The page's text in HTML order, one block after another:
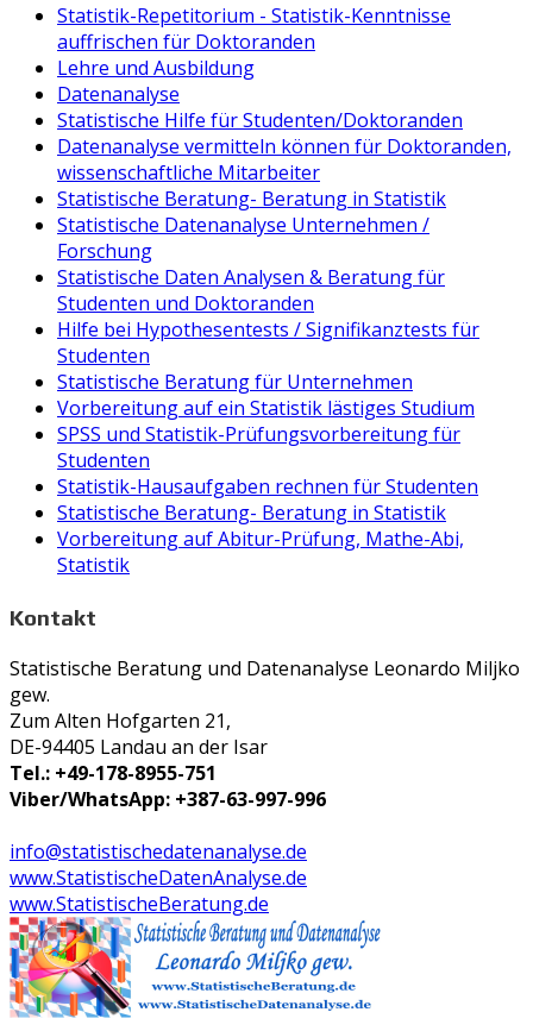
Statistik-Repetitorium - Statistik-Kenntnisse
auffrischen für Doktoranden
Lehre und Ausbildung
Datenanalyse
Statistische Hilfe für Studenten/Doktoranden
Datenanalyse vermitteln können für Doktoranden,
wissenschaftliche Mitarbeiter
Statistische Beratung- Beratung in Statistik
Statistische Datenanalyse Unternehmen /
Forschung
Statistische Daten Analysen & Beratung für
Studenten und Doktoranden
Hilfe bei Hypothesentests / Signifikanztests für
Studenten
Statistische Beratung für Unternehmen
Vorbereitung auf ein Statistik lästiges Studium
SPSS und Statistik-Prüfungsvorbereitung für
Studenten
Statistik-Hausaufgaben rechnen für Studenten
Statistische Beratung- Beratung in Statistik
Vorbereitung auf Abitur-Prüfung, Mathe-Abi,
Statistik
Kontakt
Statistische Beratung und Datenanalyse Leonardo Miljko
gew.
Zum Alten Hofgarten 21,
DE-94405 Landau an der Isar
Tel.: +49-178-8955-751
Viber/WhatsApp: +387-63-997-996
info@statistischedatenanalyse.de
www.StatistischeDatenAnalyse.de
www.StatistischeBeratung.de